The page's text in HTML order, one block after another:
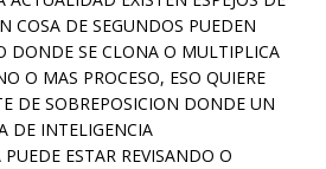
COSA DE SEGUNDOS PUEDEN
DONDE SE CLONA O MULTIPLICA
O MAS PROCESO, ESO QUIERE
DE SOBREPOSICION DONDE UN
DE INTELIGENCIA
ESTAR REVISANDO O